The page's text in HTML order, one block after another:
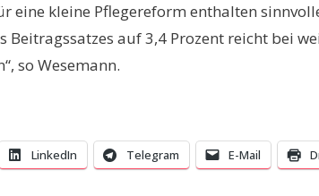
eine kleine Pflegereform enthalten
Beitragssatzes auf 3,4 Prozent reicht
so Wesemann.
LinkedIn Telegram E-Mail